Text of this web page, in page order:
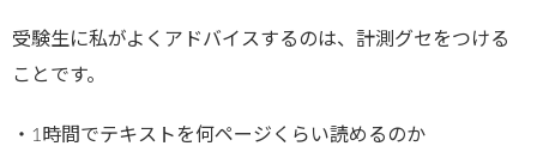
受験生に私がよくアドバイスするのは、計測グセをつける
ことです。
・1時間でテキストを何ページくらい読めるのか